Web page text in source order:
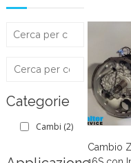
Srl
Cambio
Categorie
Cambi (2)